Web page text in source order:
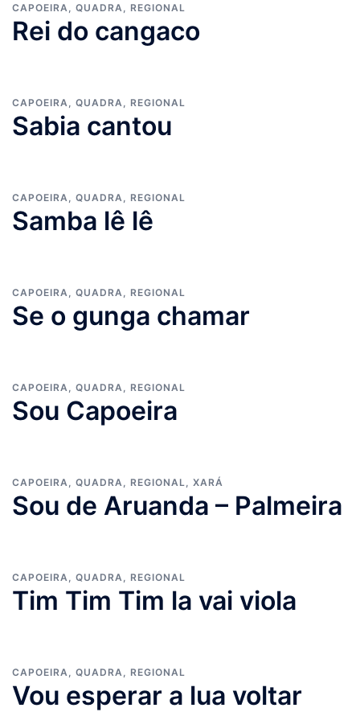
CAPOEIRA QUADRA REGIONAL
Rei do cangaco
CAPOEIRA QUADRA REGIONAL
Sabia cantou
CAPOEIRA QUADRA REGIONAL
Samba lê lê
CAPOEIRA QUADRA REGIONAL
Se o gunga chamar
CAPOEIRA QUADRA REGIONAL
Sou Capoeira
CAPOEIRA QUADRA REGIONAL XARÁ
Sou de Aruanda – Palmeira
CAPOEIRA QUADRA REGIONAL
Tim Tim Tim la vai viola
CAPOEIRA QUADRA REGIONAL
Vou esperar a lua voltar